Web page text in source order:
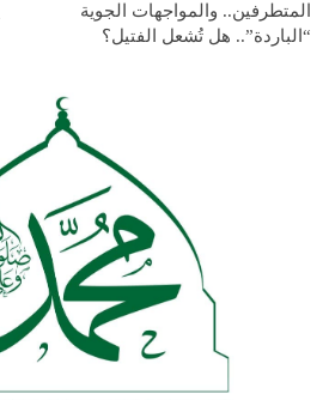
المتطرفين.. والمواجهات الجوية
“الباردة”.. هل تُشعل الفتيل؟